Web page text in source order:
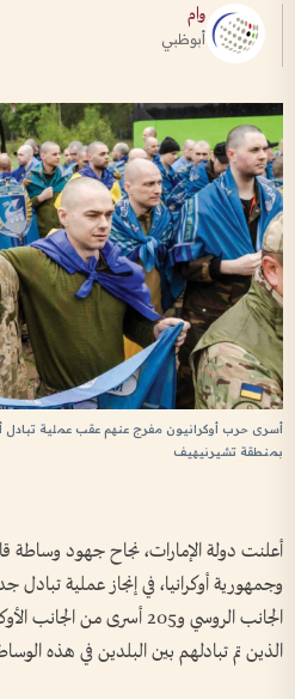
وام
أبوظبي
أسرى حرب أوكرانيون مفرج عنهم عقب عملية
بمنطقة تشيرنيهيف
أعلنت دولة الإمارات، نجاح جهود وساطة
الجانب الروسي و205 أسرى من
الذين تم تبادلهم بين البلدين في هذه الوساطات إلى